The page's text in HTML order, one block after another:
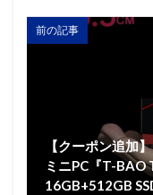
前の記事
【クーポン追加
ミニPC『T-
16GB+512GB